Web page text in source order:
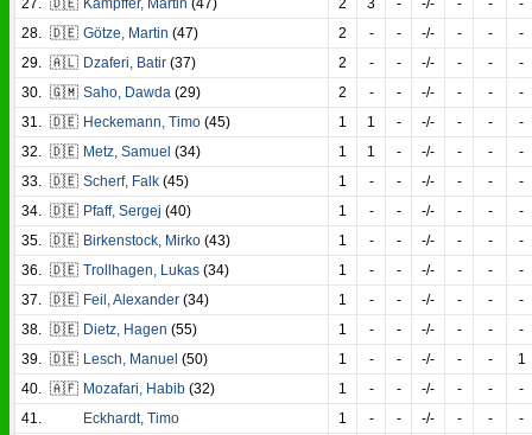
27. 🇩🇪 Kämpffer, Martin (47) 2 3 - -/- - -
-
28. 🇩🇪 Götze, Martin (47) 2 - - -/- - -
-
29. 🇦🇱 Dzaferi, Batir (37) 2 - - -/- - -
-
30. 🇬🇲 Saho, Dawda (29) 2 - - -/- - -
-
31. 🇩🇪 Heckemann, Timo (45) 1 1 - -/- - -
-
32. 🇩🇪 Metz, Samuel (34) 1 1 - -/- - -
-
33. 🇩🇪 Scherf, Falk (45) 1 - - -/- - -
-
34. 🇩🇪 Pfaff, Sergej (40) 1 - - -/- - -
-
35. 🇩🇪 Birkenstock, Mirko (43) 1 - - -/- - -
-
36. 🇩🇪 Trollhagen, Lukas (34) 1 - - -/- - -
-
37. 🇩🇪 Feil ,Alexander (34) 1 - - -/- - -
-
38. 🇩🇪 Dietz, Hagen (55) 1 - - -/- - -
-
39. 🇩🇪 Lesch, Manuel (50) 1 - - -/- - -
1
40. 🇦🇫 Mozafari, Habib (32) 1 - - -/- - -
-
41.
Eckhardt, Timo 1 - - -/- - -
-